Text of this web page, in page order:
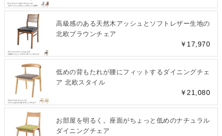
高級感のある天然木アッシュとソフトレザー生地の
北欧ブラウンチェア
￥17,970
低めの背もたれが腰にフィットするダイニングチェ
ア 北欧スタイル
￥21,080
お部屋を明るく。座面がちょっと低めのナチュラル
ダイニングチェア